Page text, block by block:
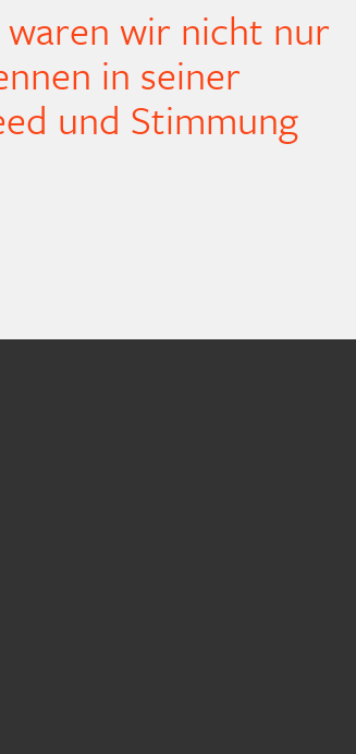
wir nicht nur
in seiner
und Stimmung